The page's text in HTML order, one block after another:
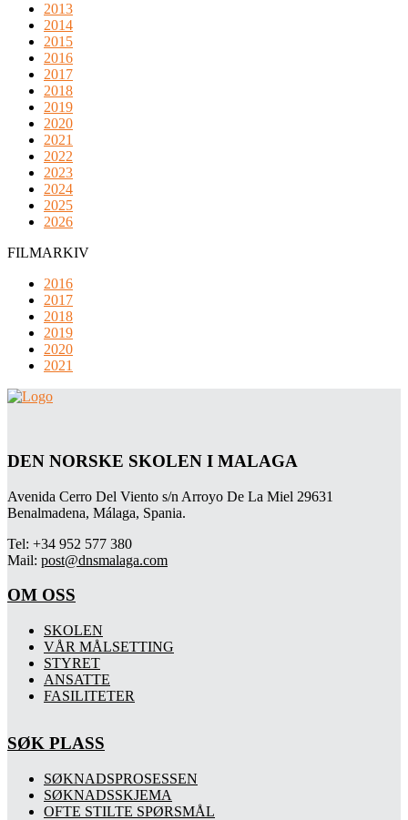
2013
2014
2015
2016
2017
2018
2019
2020
2021
2022
2023
2024
2025
2026
FILMARKIV
2016
2017
2018
2019
2020
2021
DEN NORSKE SKOLEN I MALAGA
Avenida Cerro Del Viento s/n Arroyo De La Miel 29631
Benalmadena, Málaga, Spania.
Tel: +34 952 577 380
Mail: post@dnsmalaga.com
OM OSS
SKOLEN
VÅR MÅLSETTING
STYRET
ANSATTE
FASILITETER
SØK PLASS
SØKNADSPROSESSEN
SØKNADSSKJEMA
OFTE STILTE SPØRSMÅL